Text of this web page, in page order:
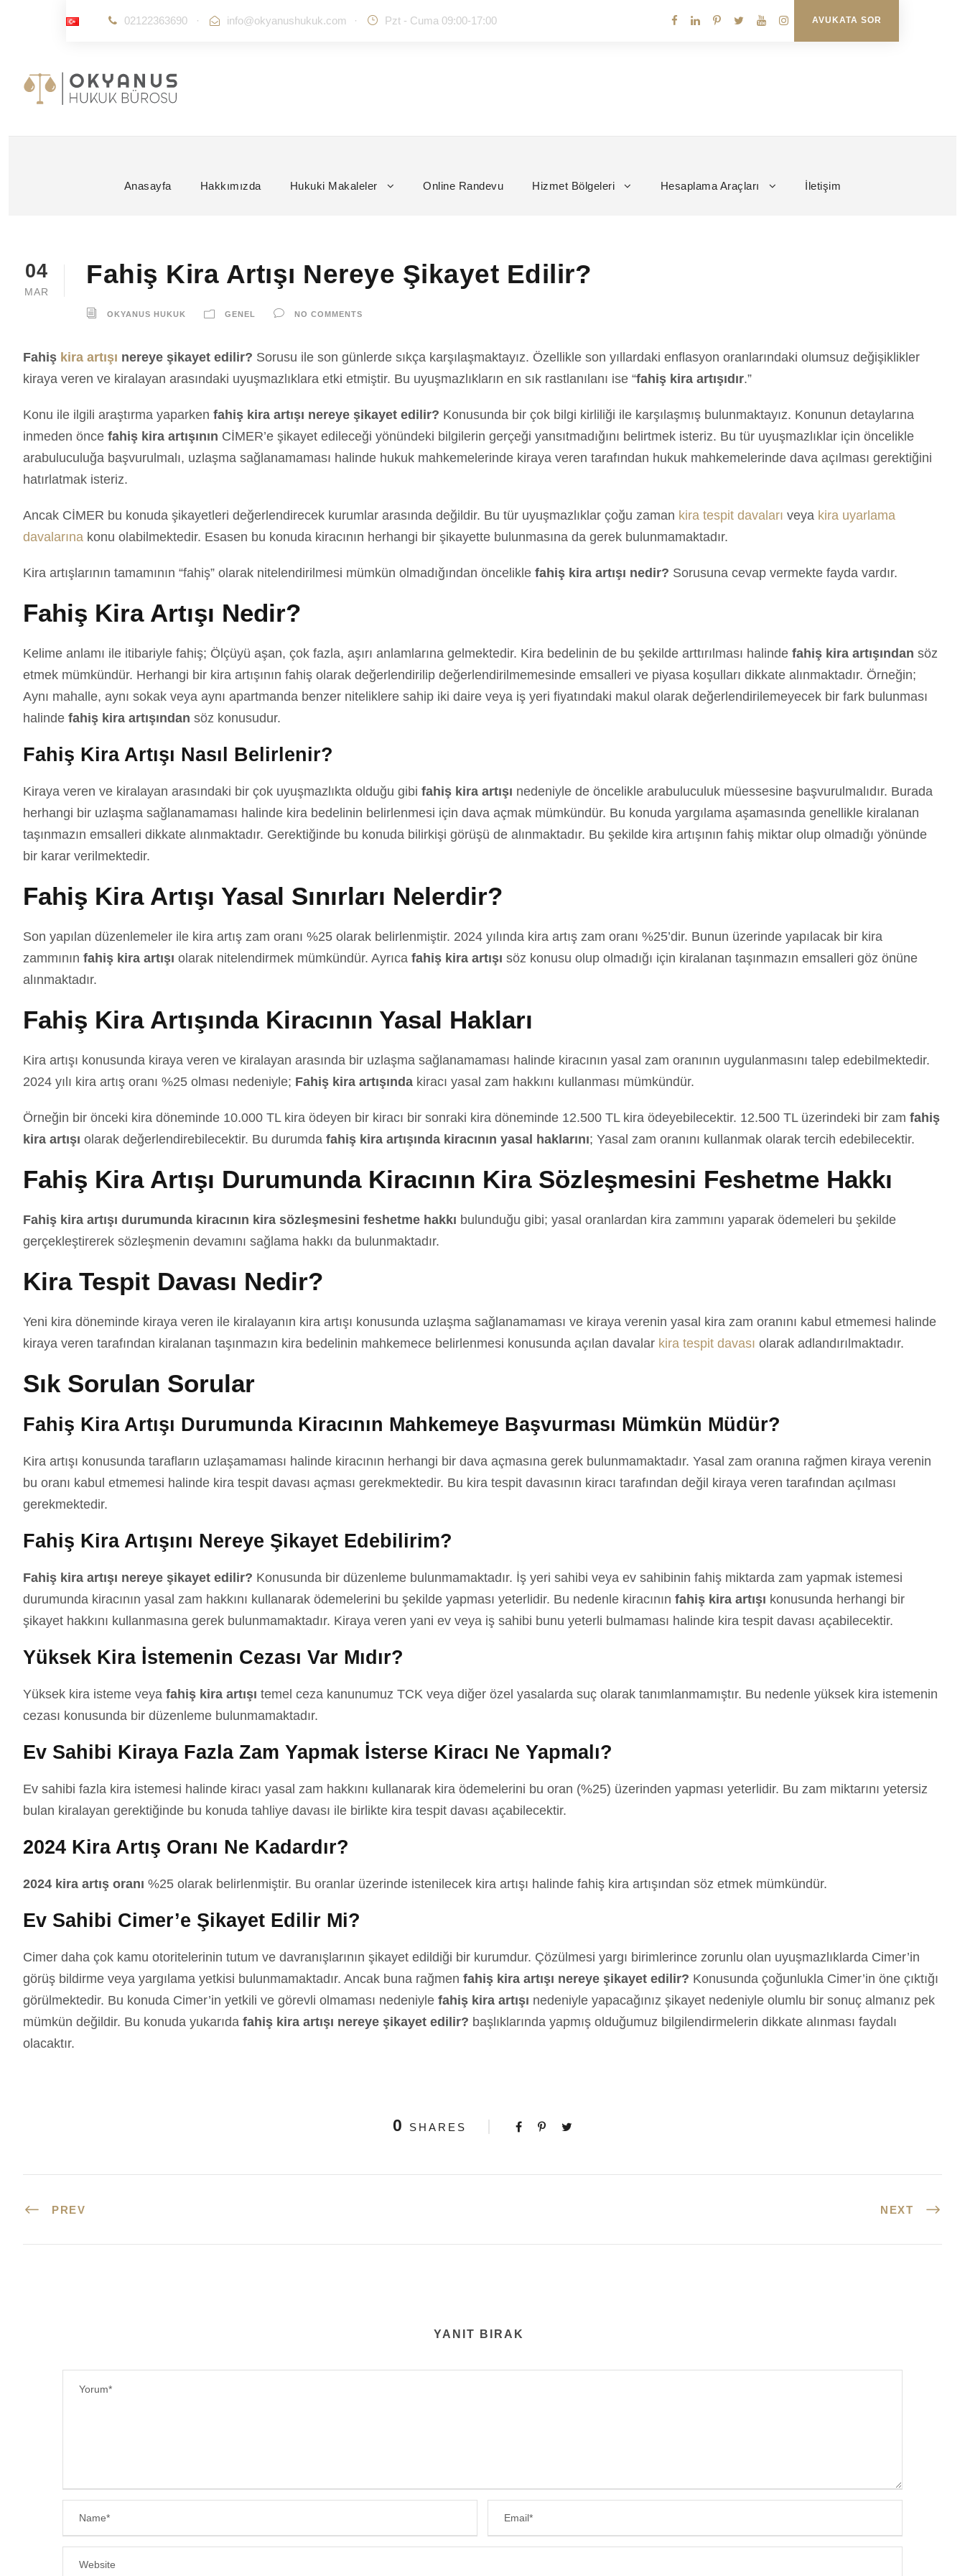
02122363690 · info@okyanushukuk.com · Pzt - Cuma 09:00-17:00 AVUKATA SOR
Anasayfa Hakkımızda Hukuki Makaleler Online Randevu Hizmet Bölgeleri Hesaplama Araçları İletişim
04
MAR
Fahiş Kira Artışı Nereye Şikayet Edilir?
OKYANUS HUKUK GENEL NO COMMENTS
Fahiş kira artışı nereye şikayet edilir? Sorusu ile son günlerde sıkça karşılaşmaktayız. Özellikle son yıllardaki enflasyon oranlarındaki olumsuz değişiklikler
kiraya veren ve kiralayan arasındaki uyuşmazlıklara etki etmiştir. Bu uyuşmazlıkların en sık rastlanılanı ise “fahiş kira artışıdır.”
Konu ile ilgili araştırma yaparken fahiş kira artışı nereye şikayet edilir? Konusunda bir çok bilgi kirliliği ile karşılaşmış bulunmaktayız. Konunun detaylarına
inmeden önce fahiş kira artışının CİMER’e şikayet edileceği yönündeki bilgilerin gerçeği yansıtmadığını belirtmek isteriz. Bu tür uyuşmazlıklar için öncelikle
arabuluculuğa başvurulmalı, uzlaşma sağlanamaması halinde hukuk mahkemelerinde kiraya veren tarafından hukuk mahkemelerinde dava açılması gerektiğini
hatırlatmak isteriz.
Ancak CİMER bu konuda şikayetleri değerlendirecek kurumlar arasında değildir. Bu tür uyuşmazlıklar çoğu zaman kira tespit davaları veya kira uyarlama
davalarına konu olabilmektedir. Esasen bu konuda kiracının herhangi bir şikayette bulunmasına da gerek bulunmamaktadır.
Kira artışlarının tamamının “fahiş” olarak nitelendirilmesi mümkün olmadığından öncelikle fahiş kira artışı nedir? Sorusuna cevap vermekte fayda vardır.
Fahiş Kira Artışı Nedir?
Kelime anlamı ile itibariyle fahiş; Ölçüyü aşan, çok fazla, aşırı anlamlarına gelmektedir. Kira bedelinin de bu şekilde arttırılması halinde fahiş kira artışından söz
etmek mümkündür. Herhangi bir kira artışının fahiş olarak değerlendirilip değerlendirilmemesinde emsalleri ve piyasa koşulları dikkate alınmaktadır. Örneğin;
Aynı mahalle, aynı sokak veya aynı apartmanda benzer niteliklere sahip iki daire veya iş yeri fiyatındaki makul olarak değerlendirilemeyecek bir fark bulunması
halinde fahiş kira artışından söz konusudur.
Fahiş Kira Artışı Nasıl Belirlenir?
Kiraya veren ve kiralayan arasındaki bir çok uyuşmazlıkta olduğu gibi fahiş kira artışı nedeniyle de öncelikle arabuluculuk müessesine başvurulmalıdır. Burada
herhangi bir uzlaşma sağlanamaması halinde kira bedelinin belirlenmesi için dava açmak mümkündür. Bu konuda yargılama aşamasında genellikle kiralanan
taşınmazın emsalleri dikkate alınmaktadır. Gerektiğinde bu konuda bilirkişi görüşü de alınmaktadır. Bu şekilde kira artışının fahiş miktar olup olmadığı yönünde
bir karar verilmektedir.
Fahiş Kira Artışı Yasal Sınırları Nelerdir?
Son yapılan düzenlemeler ile kira artış zam oranı %25 olarak belirlenmiştir. 2024 yılında kira artış zam oranı %25’dir. Bunun üzerinde yapılacak bir kira
zammının fahiş kira artışı olarak nitelendirmek mümkündür. Ayrıca fahiş kira artışı söz konusu olup olmadığı için kiralanan taşınmazın emsalleri göz önüne
alınmaktadır.
Fahiş Kira Artışında Kiracının Yasal Hakları
Kira artışı konusunda kiraya veren ve kiralayan arasında bir uzlaşma sağlanamaması halinde kiracının yasal zam oranının uygulanmasını talep edebilmektedir.
2024 yılı kira artış oranı %25 olması nedeniyle; Fahiş kira artışında kiracı yasal zam hakkını kullanması mümkündür.
Örneğin bir önceki kira döneminde 10.000 TL kira ödeyen bir kiracı bir sonraki kira döneminde 12.500 TL kira ödeyebilecektir. 12.500 TL üzerindeki bir zam fahiş
kira artışı olarak değerlendirebilecektir. Bu durumda fahiş kira artışında kiracının yasal haklarını; Yasal zam oranını kullanmak olarak tercih edebilecektir.
Fahiş Kira Artışı Durumunda Kiracının Kira Sözleşmesini Feshetme Hakkı
Fahiş kira artışı durumunda kiracının kira sözleşmesini feshetme hakkı bulunduğu gibi; yasal oranlardan kira zammını yaparak ödemeleri bu şekilde
gerçekleştirerek sözleşmenin devamını sağlama hakkı da bulunmaktadır.
Kira Tespit Davası Nedir?
Yeni kira döneminde kiraya veren ile kiralayanın kira artışı konusunda uzlaşma sağlanamaması ve kiraya verenin yasal kira zam oranını kabul etmemesi halinde
kiraya veren tarafından kiralanan taşınmazın kira bedelinin mahkemece belirlenmesi konusunda açılan davalar kira tespit davası olarak adlandırılmaktadır.
Sık Sorulan Sorular
Fahiş Kira Artışı Durumunda Kiracının Mahkemeye Başvurması Mümkün Müdür?
Kira artışı konusunda tarafların uzlaşamaması halinde kiracının herhangi bir dava açmasına gerek bulunmamaktadır. Yasal zam oranına rağmen kiraya verenin
bu oranı kabul etmemesi halinde kira tespit davası açması gerekmektedir. Bu kira tespit davasının kiracı tarafından değil kiraya veren tarafından açılması
gerekmektedir.
Fahiş Kira Artışını Nereye Şikayet Edebilirim?
Fahiş kira artışı nereye şikayet edilir? Konusunda bir düzenleme bulunmamaktadır. İş yeri sahibi veya ev sahibinin fahiş miktarda zam yapmak istemesi
durumunda kiracının yasal zam hakkını kullanarak ödemelerini bu şekilde yapması yeterlidir. Bu nedenle kiracının fahiş kira artışı konusunda herhangi bir
şikayet hakkını kullanmasına gerek bulunmamaktadır. Kiraya veren yani ev veya iş sahibi bunu yeterli bulmaması halinde kira tespit davası açabilecektir.
Yüksek Kira İstemenin Cezası Var Mıdır?
Yüksek kira isteme veya fahiş kira artışı temel ceza kanunumuz TCK veya diğer özel yasalarda suç olarak tanımlanmamıştır. Bu nedenle yüksek kira istemenin
cezası konusunda bir düzenleme bulunmamaktadır.
Ev Sahibi Kiraya Fazla Zam Yapmak İsterse Kiracı Ne Yapmalı?
Ev sahibi fazla kira istemesi halinde kiracı yasal zam hakkını kullanarak kira ödemelerini bu oran (%25) üzerinden yapması yeterlidir. Bu zam miktarını yetersiz
bulan kiralayan gerektiğinde bu konuda tahliye davası ile birlikte kira tespit davası açabilecektir.
2024 Kira Artış Oranı Ne Kadardır?
2024 kira artış oranı %25 olarak belirlenmiştir. Bu oranlar üzerinde istenilecek kira artışı halinde fahiş kira artışından söz etmek mümkündür.
Ev Sahibi Cimer’e Şikayet Edilir Mi?
Cimer daha çok kamu otoritelerinin tutum ve davranışlarının şikayet edildiği bir kurumdur. Çözülmesi yargı birimlerince zorunlu olan uyuşmazlıklarda Cimer’in
görüş bildirme veya yargılama yetkisi bulunmamaktadır. Ancak buna rağmen fahiş kira artışı nereye şikayet edilir? Konusunda çoğunlukla Cimer’in öne çıktığı
görülmektedir. Bu konuda Cimer’in yetkili ve görevli olmaması nedeniyle fahiş kira artışı nedeniyle yapacağınız şikayet nedeniyle olumlu bir sonuç almanız pek
mümkün değildir. Bu konuda yukarıda fahiş kira artışı nereye şikayet edilir? başlıklarında yapmış olduğumuz bilgilendirmelerin dikkate alınması faydalı
olacaktır.
0 SHARES
PREV NEXT
YANIT BIRAK